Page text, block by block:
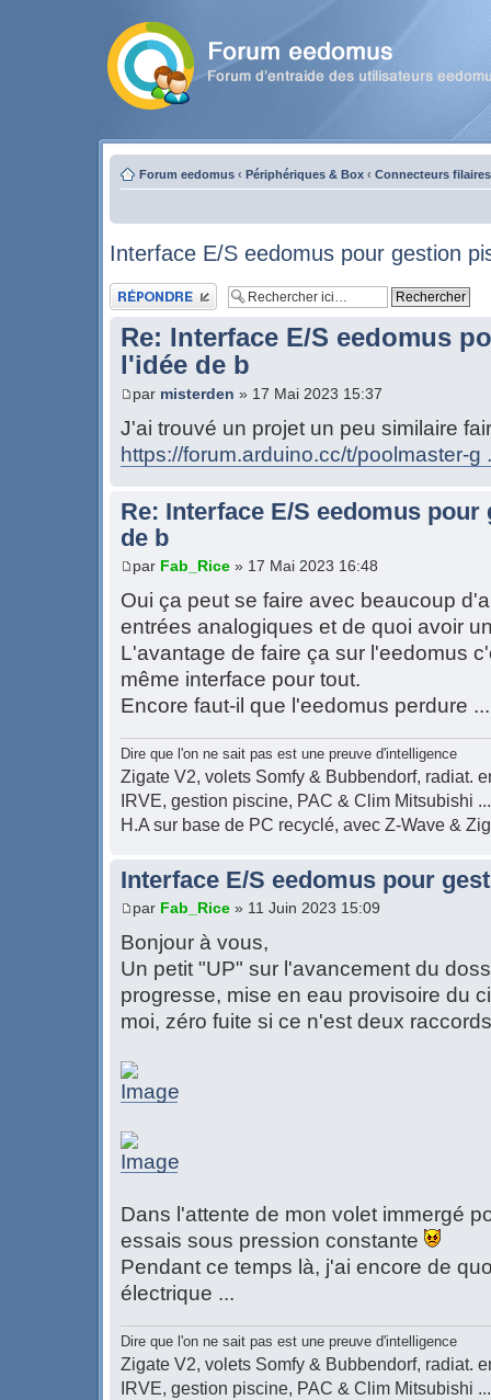
Forum eedomus ‹ Périphériques & Box ‹ Connecteurs filaires
Interface E/S eedomus pour gestion
Publier une réponse
Re: Interface E/S eedomus
l'idée de b
par misterden » 17 Mai 2023 15:37
J'ai trouvé un projet un peu similaire
https://forum.arduino.cc/t/poolmaster-g
Re: Interface E/S eedomus
de b
par Fab_Rice » 17 Mai 2023 16:48
Oui ça peut se faire avec beaucoup
entrées analogiques et de quoi avoir
L'avantage de faire ça sur l'eedomus
même interface pour tout.
Encore faut-il que l'eedomus perdure
Dire que l'on ne sait pas est une preuve d'intelligence
Zigate V2, volets Somfy & Bubbendorf, radiat.
IRVE, gestion piscine, PAC & Clim Mitsubishi ...
H.A sur base de PC recyclé, avec Z-Wave &
Interface E/S eedomus pour
par Fab_Rice » 11 Juin 2023 15:09
Bonjour à vous,
Un petit "UP" sur l'avancement du
progresse, mise en eau provisoire du
moi, zéro fuite si ce n'est deux
Dans l'attente de mon volet immergé
essais sous pression constante
Pendant ce temps là, j'ai encore de
électrique ...
Dire que l'on ne sait pas est une preuve d'intelligence
Zigate V2, volets Somfy & Bubbendorf, radiat.
IRVE, gestion piscine, PAC & Clim Mitsubishi ...